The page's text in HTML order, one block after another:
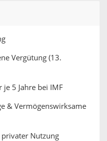
Vergütung (13.
je 5 Jahre bei IMF
& Vermögenswirksame
Nutzung